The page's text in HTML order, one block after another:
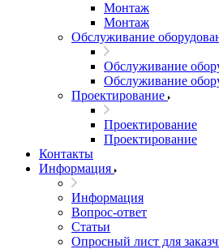
Монтаж
Монтаж
Обслуживание
Обслуживание
Обслуживание
Проектирование
Проектирование
Проектирование
Контакты
Информация
Информация
Вопрос-ответ
Статьи
Опросный лист для